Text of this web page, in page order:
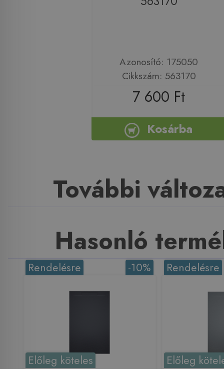
Azonosító: 175050
Cikkszám: 563170
7 600 Ft
Kosárba
További
Hasonló
-10%
Rendelésre
Előleg köteles
Rendelésre
Előleg